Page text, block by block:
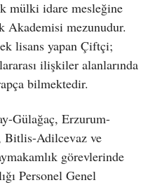
mülki idare mesleğine
mezunudur.
lisans yapan Çiftçi;
ilişkiler alanlarında
bilmektedir.
Gülağaç, Erzurum-
Bitlis-Adilcevaz ve
görevlerinde
Personel Genel